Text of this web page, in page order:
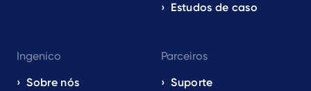
Estudos de caso
Ingenico
Sobre nós
Parceiros
Suporte